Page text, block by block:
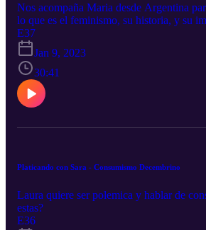
Nos acompaña Maria desde Argentina
lo que es el feminismo, su historia, y su
E37
Jan 9, 2023
30:41
Platicando con Sara - Consumismo Decembrino
Laura quiere ser polemica y hablar de
estas?
E36